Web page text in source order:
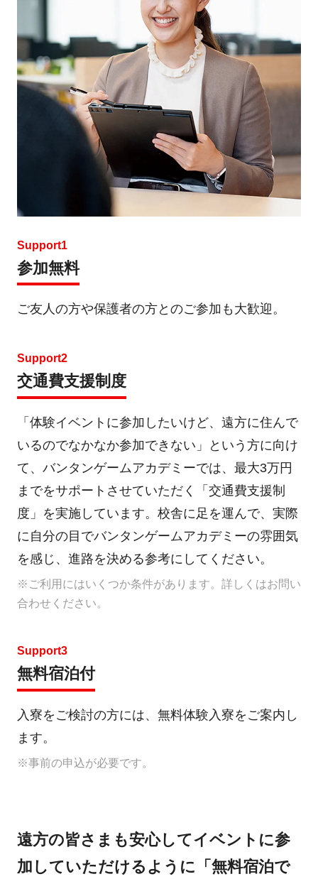
Support1
参加無料
ご友人の方や保護者の方とのご参加も大歓迎。
Support2
交通費支援制度
「体験イベントに参加したいけど、遠方に住んで
いるのでなかなか参加できない」という方に向け
て、バンタンゲームアカデミーでは、最大3万円
までをサポートさせていただく「交通費支援制
度」を実施しています。校舎に足を運んで、実際
に自分の目でバンタンゲームアカデミーの雰囲気
を感じ、進路を決める参考にしてください。
※ご利用にはいくつか条件があります。詳しくはお問い
合わせください。
Support3
無料宿泊付
入寮をご検討の方には、無料体験入寮をご案内し
ます。
※事前の申込が必要です。
遠方の皆さまも安心してイベントに参
加していただけるように「無料宿泊で